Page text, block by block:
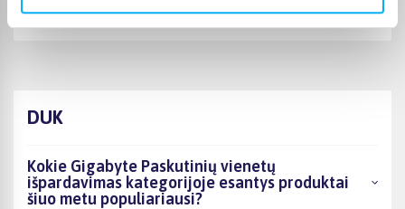
🙂
DUK
Kokie Gigabyte Paskutinių vienetų
išpardavimas kategorijoje esantys produktai
šiuo metu populiariausi?